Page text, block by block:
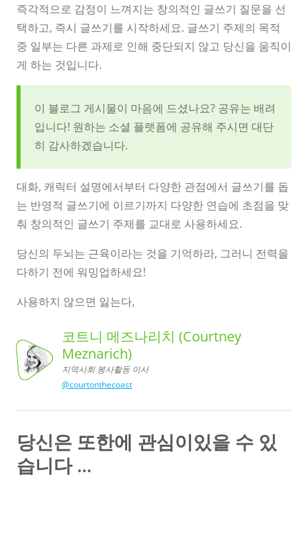
즉각적으로 감정이 느껴지는 창의적인 글쓰기 질문을 선
택하고, 즉시 글쓰기를 시작하세요. 글쓰기 주제의 목적
중 일부는 다른 과제로 인해 중단되지 않고 당신을 움직이
게 하는 것입니다.
이 블로그 게시물이 마음에 드셨나요? 공유는 배려
입니다! 원하는 소셜 플랫폼에 공유해 주시면 대단
히 감사하겠습니다.
대화, 캐릭터 설명에서부터 다양한 관점에서 글쓰기를 돕
는 반영적 글쓰기에 이르기까지 다양한 연습에 초점을 맞
춰 창의적인 글쓰기 주제를 교대로 사용하세요.
당신의 두뇌는 근육이라는 것을 기억하라, 그러니 전력을
다하기 전에 워밍업하세요!
사용하지 않으면 잃는다,
코트니 메즈나리치 (Courtney
Meznarich),
지역사회 봉사활동 이사
코트니 메즈나리치 (Courtney
Meznarich)
지역사회 봉사활동 이사
@courtonthecoast
당신은 또한에 관심이있을 수 있
습니다 ...